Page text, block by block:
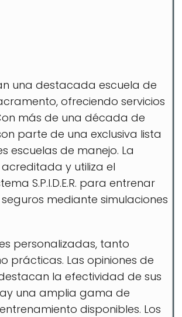
una destacada escuela de
ofreciendo servicios
más de una década de
parte de una exclusiva lista
escuelas de manejo. La
y utiliza el
S.P.I.D.E.R. para entrenar
mediante simulaciones
personalizadas, tanto
prácticas. Las opiniones de
la efectividad de sus
una amplia gama de
disponibles. Los